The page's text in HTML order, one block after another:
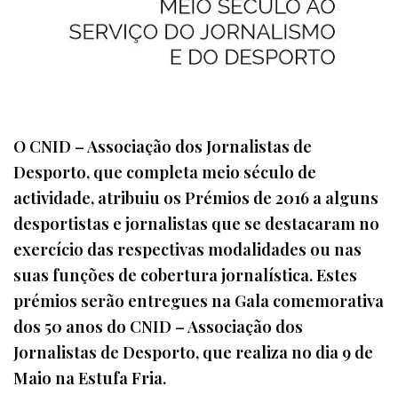
O CNID – Associação dos Jornalistas de
Desporto, que completa meio século de
actividade, atribuiu os Prémios de 2016 a alguns
desportistas e jornalistas que se destacaram no
exercício das respectivas modalidades ou nas
suas funções de cobertura jornalística. Estes
prémios serão entregues na Gala comemorativa
dos 50 anos do CNID – Associação dos
Jornalistas de Desporto, que realiza no dia 9 de
Maio na Estufa Fria.